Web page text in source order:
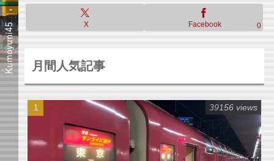
X Facebook 0
月間人気記事
39156 views